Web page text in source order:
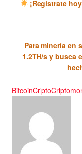
¡Regístrate
Para minería en
1.2TH/s y busca
BitcoinCripto